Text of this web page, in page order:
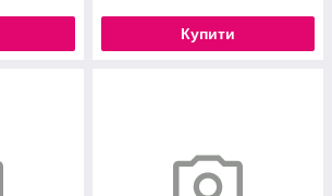
Купити